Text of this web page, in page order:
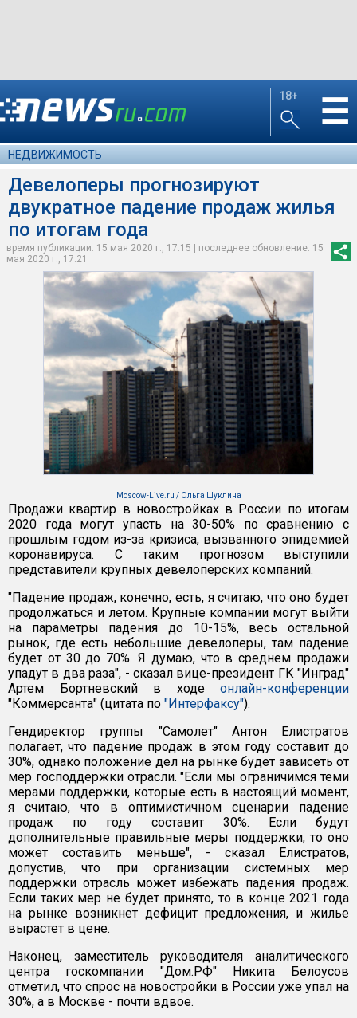
18+ ☰
НЕДВИЖИМОСТЬ
Девелоперы прогнозируют
двукратное падение продаж жилья
по итогам года
время публикации: 15 мая 2020 г., 17:15 | последнее обновление: 15
мая 2020 г., 17:21
Moscow-Live.ru / Ольга Шуклина
Продажи квартир в новостройках в России по итогам
2020 года могут упасть на 30-50% по сравнению с
прошлым годом из-за кризиса, вызванного эпидемией
коронавируса. С таким прогнозом выступили
представители крупных девелоперских компаний.
"Падение продаж, конечно, есть, я считаю, что оно будет
продолжаться и летом. Крупные компании могут выйти
на параметры падения до 10-15%, весь остальной
рынок, где есть небольшие девелоперы, там падение
будет от 30 до 70%. Я думаю, что в среднем продажи
упадут в два раза", - сказал вице-президент ГК "Инград"
Артем Бортневский в ходе онлайн-конференции
"Коммерсанта" (цитата по "Интерфаксу").
Гендиректор группы "Самолет" Антон Елистратов
полагает, что падение продаж в этом году составит до
30%, однако положение дел на рынке будет зависеть от
мер господдержки отрасли. "Если мы ограничимся теми
мерами поддержки, которые есть в настоящий момент,
я считаю, что в оптимистичном сценарии падение
продаж по году составит 30%. Если будут
дополнительные правильные меры поддержки, то оно
может составить меньше", - сказал Елистратов,
допустив, что при организации системных мер
поддержки отрасль может избежать падения продаж.
Если таких мер не будет принято, то в конце 2021 года
на рынке возникнет дефицит предложения, и жилье
вырастет в цене.
Наконец, заместитель руководителя аналитического
центра госкомпании "Дом.РФ" Никита Белоусов
отметил, что спрос на новостройки в России уже упал на
30%, а в Москве - почти вдвое.